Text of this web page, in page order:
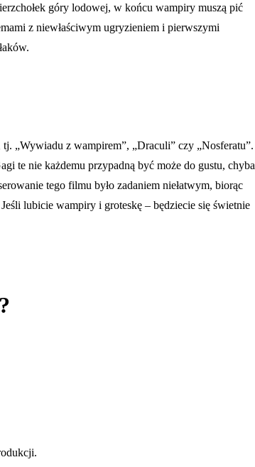
góry lodowej, w końcu wampiry muszą pić
z niewłaściwym ugryzieniem i pierwszymi
„Wywiadu z wampirem”, „Draculi” czy „Nosferatu”.
te nie każdemu przypadną być może do gustu, chyba
tego filmu było zadaniem niełatwym, biorąc
lubicie wampiry i groteskę – będziecie się świetnie